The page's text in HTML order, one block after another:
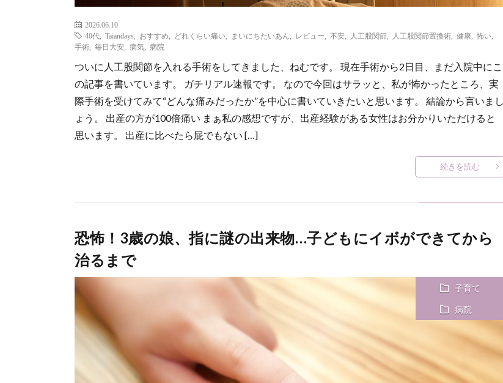
2026.06.10
40代
Taiandays おすすめ どれくらい痛い まいにちたいあん レビュー 不安 人工股関節 人工股関節置換術 健康 怖い
手術
毎日大安 病気 病院
ついに人工股関節を入れる手術をしてきました、ねむです。 現在手術から2日目、まだ入院中にこ
の記事を書いています。 ガチリアル速報です。 なので今回はサラッと、私が怖かったところ、実
際手術を受けてみて“どんな痛みだったか”を中心に書いていきたいと思います。 結論から言いまし
ょう。 出産の方が100倍痛い まぁ私の感想ですが、出産経験がある女性はお分かりいただけると
思います。 出産に比べたら屁でもない […]
続きを読む
恐怖！3歳の娘、指に謎の出来物…子どもにイボができてから
治るまで
子育て
病院